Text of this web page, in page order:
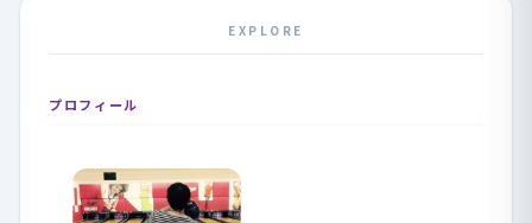
EXPLORE
プロフィール